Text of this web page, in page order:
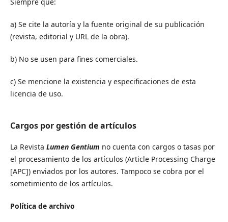
a) Se cite la autoría y la fuente original de su publicación
(revista, editorial y URL de la obra).
b) No se usen para fines comerciales.
c) Se mencione la existencia y especificaciones de esta
licencia de uso.
Cargos por gestión de artículos
La Revista Lumen Gentium no cuenta con cargos o tasas por
el procesamiento de los artículos (Article Processing Charge
[APC]) enviados por los autores. Tampoco se cobra por el
sometimiento de los artículos.
Política de archivo